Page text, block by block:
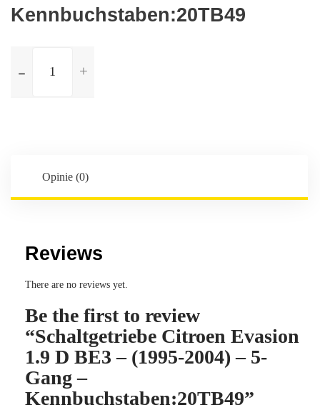
Kennbuchstaben:20TB49
Schaltgetriebe
Gang
Kennbuchstaben:20TB49
Opinie (0)
Reviews
There are no reviews yet.
Be the first to review
“Schaltgetriebe Citroen Evasion
1.9 D BE3 – (1995-2004) – 5-
Gang –
Kennbuchstaben:20TB49”